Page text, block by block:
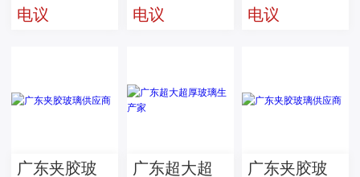
化玻璃
电议
璃供应商
电议
璃供应商
电议
广东夹胶玻
广东超大超
广东夹胶玻